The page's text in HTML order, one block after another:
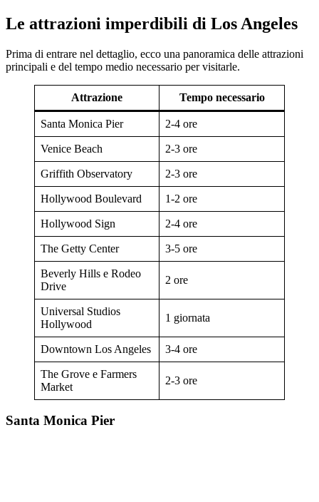
Le attrazioni imperdibili di Los Angeles
Prima di entrare nel dettaglio, ecco una panoramica delle attrazioni
principali e del tempo medio necessario per visitarle.
Attrazione Tempo necessario
Santa Monica Pier 2-4 ore
Venice Beach 2-3 ore
Griffith Observatory 2-3 ore
Hollywood Boulevard 1-2 ore
Hollywood Sign 2-4 ore
The Getty Center 3-5 ore
Beverly Hills e Rodeo
Drive
2 ore
Universal Studios
Hollywood
1 giornata
Downtown Los Angeles 3-4 ore
The Grove e Farmers
Market
2-3 ore
Santa Monica Pier